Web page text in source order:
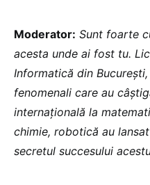
Moderator: Sunt foarte
acesta unde ai fost tu.
Informatică din
fenomenali care au
internațională la
chimie, robotică au
secretul succesului